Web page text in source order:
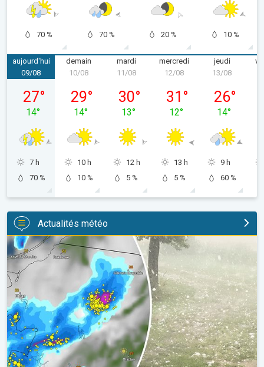
70 % 70 % 20 % 10 %
aujourd'hui
dimanche 09/08
09/08
27°
14°
7 h
70 %
demain
10/08
29°
14°
10 h
10 %
mardi
11/08
30°
13°
12 h
5 %
mercredi
mercredi 12/08
12/08
31 °
12°
13 h
5 %
jeudi
13/08
26°
14°
9 h
60 %
Actualités météo
Orage de grêle gigantesque en Pologne. Fortes intempéries. . .